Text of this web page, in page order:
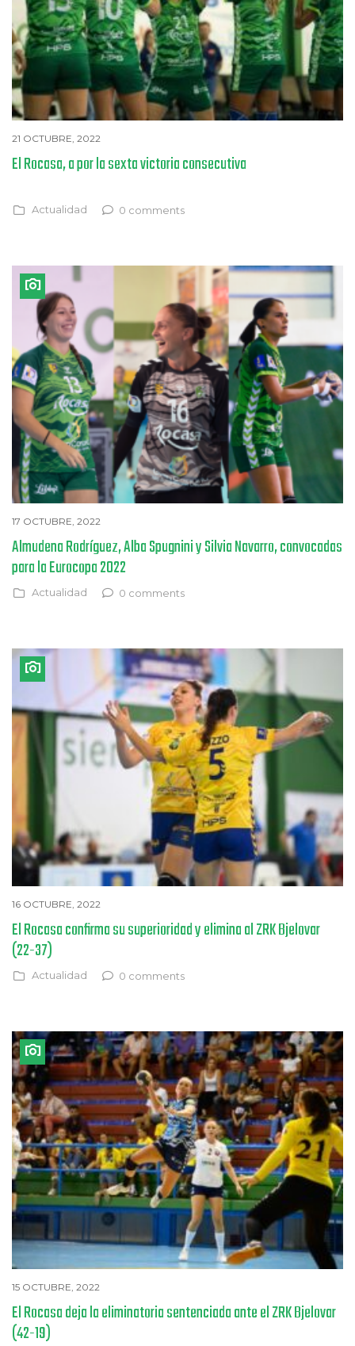
21 OCTUBRE, 2022
El Rocasa, a por la sexta victoria consecutiva
Actualidad 0 comments
17 OCTUBRE, 2022
Almudena Rodríguez, Alba Spugnini y Silvia Navarro, convocadas
para la Eurocopa 2022
Actualidad 0 comments
16 OCTUBRE, 2022
El Rocasa confirma su superioridad y elimina al ZRK Bjelovar
(22-37)
Actualidad 0 comments
15 OCTUBRE, 2022
El Rocasa deja la eliminatoria sentenciada ante el ZRK Bjelovar
(42-19)